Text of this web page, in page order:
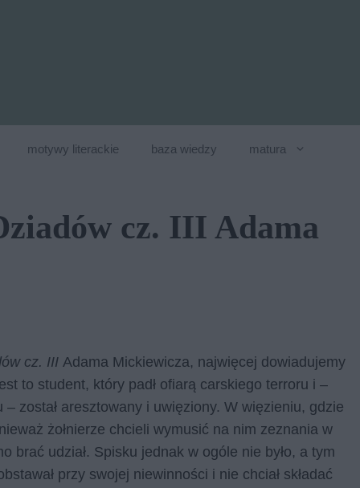
motywy literackie baza wiedzy matura
cz. III Adama
cz. III Adama Mickiewicza, najwięcej dowiadujemy
to student, który padł ofiarą carskiego terroru i –
został aresztowany i uwięziony. W więzieniu, gdzie
żołnierze chcieli wymusić na nim zeznania w
brać udział. Spisku jednak w ogóle nie było, a tym
przy swojej niewinności i nie chciał składać